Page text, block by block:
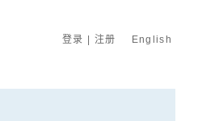
登录 | 注册 English